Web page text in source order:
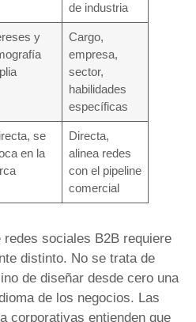
de industria
y
Cargo,
empresa,
sector,
habilidades
específicas
se
en la
Directa,
alinea redes
con el pipeline
comercial
sociales B2B requiere
distinto. No se trata de
de diseñar desde cero una
de los negocios. Las
corporativas entienden que